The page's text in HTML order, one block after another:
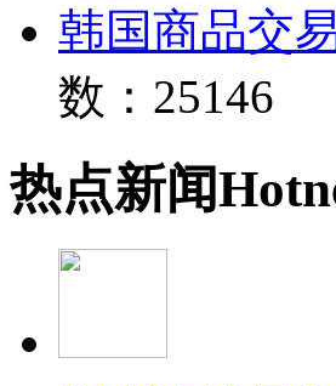
韩国商品交
数：25146
热点新闻Hot